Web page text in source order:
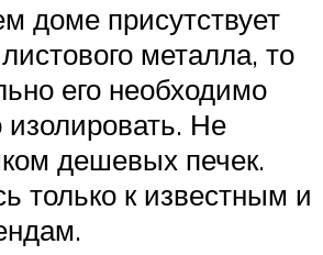
доме присутствует
металла, то
его необходимо
изолировать. Не
дешевых печек.
только к известным и